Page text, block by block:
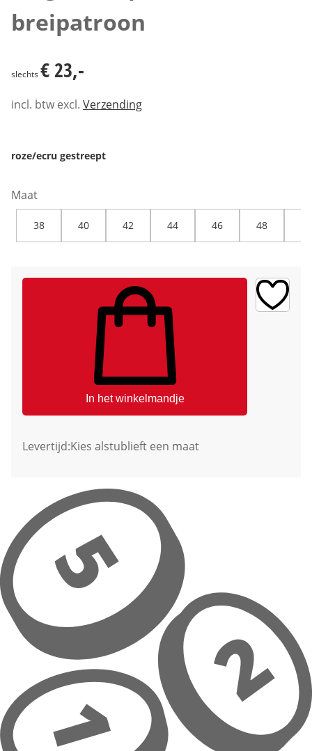
breipatroon
slechts € 23,-
incl. btw excl. Verzending
roze/ecru gestreept
Maat
38 40 42 44 46 48
In het winkelmandje
Levertijd:Kies alstublieft een maat